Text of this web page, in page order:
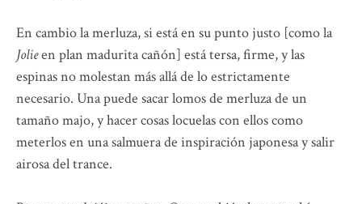
En cambio la merluza, si está en su punto justo [como la
Jolieen plan madurita cañón] está tersa, firme, y las
espinas no molestan más allá de lo estrictamente
necesario. Una puede sacar lomos de merluza de un
tamaño majo, y hacer cosas locuelas con ellos como
meterlos en una salmuera de inspiración japonesa y salir
airosa del trance.